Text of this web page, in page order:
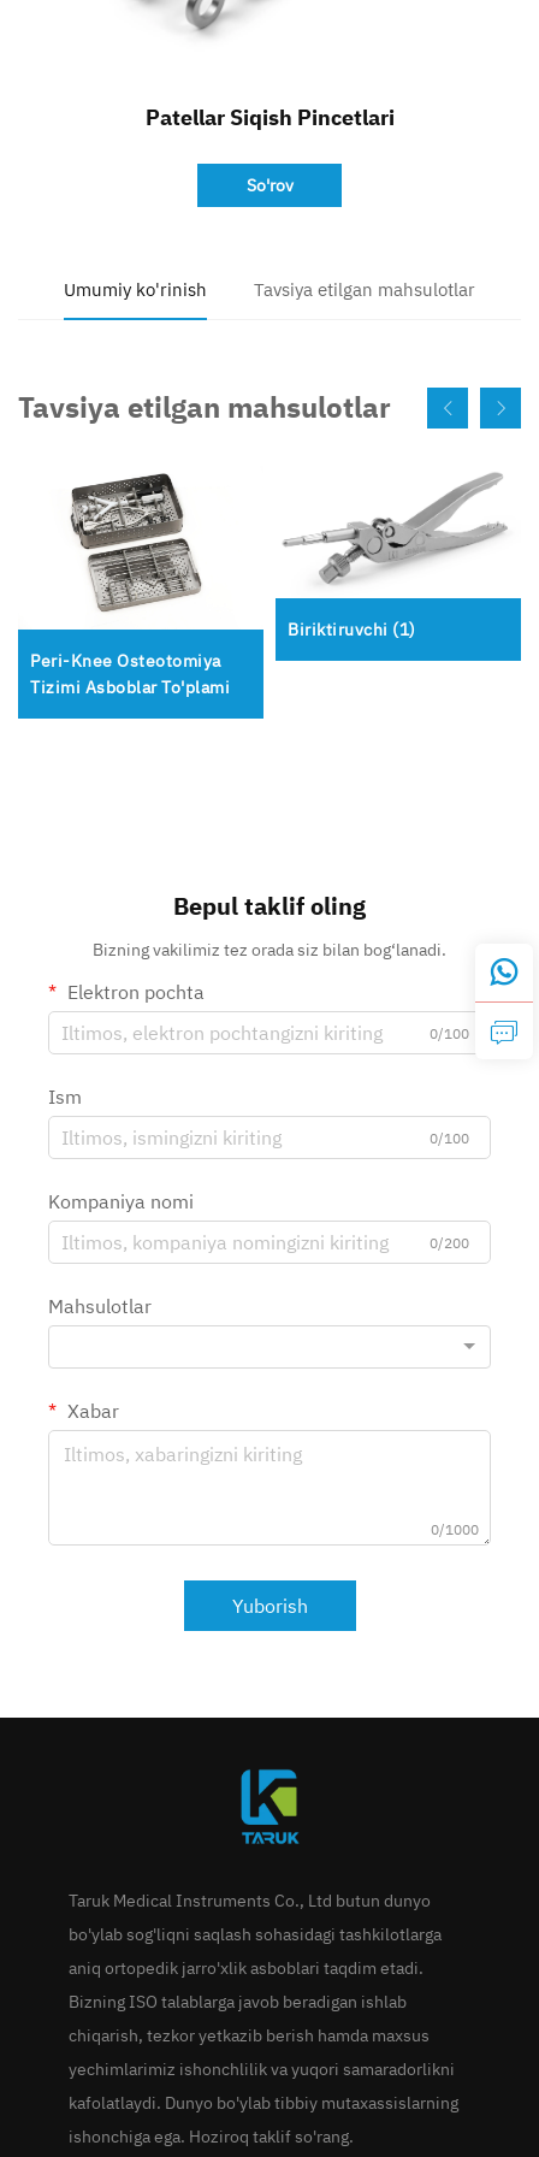
Patellar Siqish Pincetlari
So'rov
Umumiy ko'rinish Tavsiya etilgan mahsulotlar
Tavsiya etilgan mahsulotlar
Peri-Knee Osteotomiya
Tizimi Asboblar To'plami
Biriktiruvchi (1)
Bepul taklif oling
Bizning vakilimiz tez orada siz bilan bog‘lanadi.
Elektron pochta
0/100
Ism
0/100
Kompaniya nomi
0/200
Mahsulotlar
Xabar
0/1000
Yuborish
Taruk Medical Instruments Co., Ltd butun dunyo
bo'ylab sog'liqni saqlash sohasidagi tashkilotlarga
aniq ortopedik jarro'xlik asboblari taqdim etadi.
Bizning ISO talablarga javob beradigan ishlab
chiqarish, tezkor yetkazib berish hamda maxsus
yechimlarimiz ishonchlilik va yuqori samaradorlikni
kafolatlaydi. Dunyo bo'ylab tibbiy mutaxassislarning
ishonchiga ega. Hoziroq taklif so'rang.